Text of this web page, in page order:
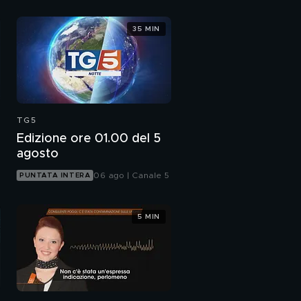
TG5
Edizione ore 01.00 del 5
agosto
PUNTATA INTERA 06 ago | Canale 5
35 MIN
5 MIN